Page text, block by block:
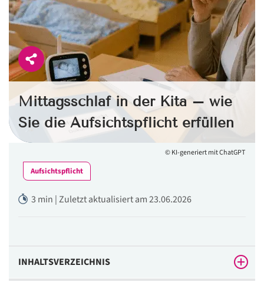
Mittagsschlaf in der Kita – wie
Sie die Aufsichtspflicht erfüllen
© KI-generiert mit ChatGPT
Aufsichtspflicht
3 min | Zuletzt aktualisiert am 23.06.2026
INHALTSVERZEICHNIS